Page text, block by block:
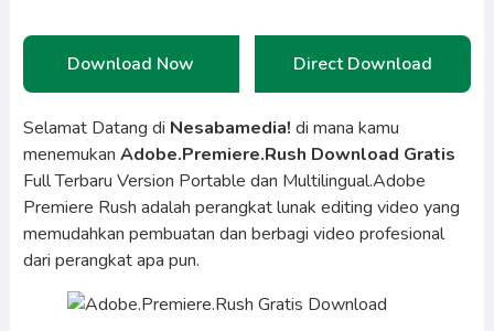
Download Now Direct Download
Selamat Datang di Nesabamedia! di mana kamu
menemukan Adobe.Premiere.Rush Download Gratis
Full Terbaru Version Portable dan Multilingual.Adobe
Premiere Rush adalah perangkat lunak editing video yang
memudahkan pembuatan dan berbagi video profesional
dari perangkat apa pun.